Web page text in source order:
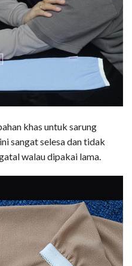
khas untuk sarung
sangat selesa dan tidak
walau dipakai lama.